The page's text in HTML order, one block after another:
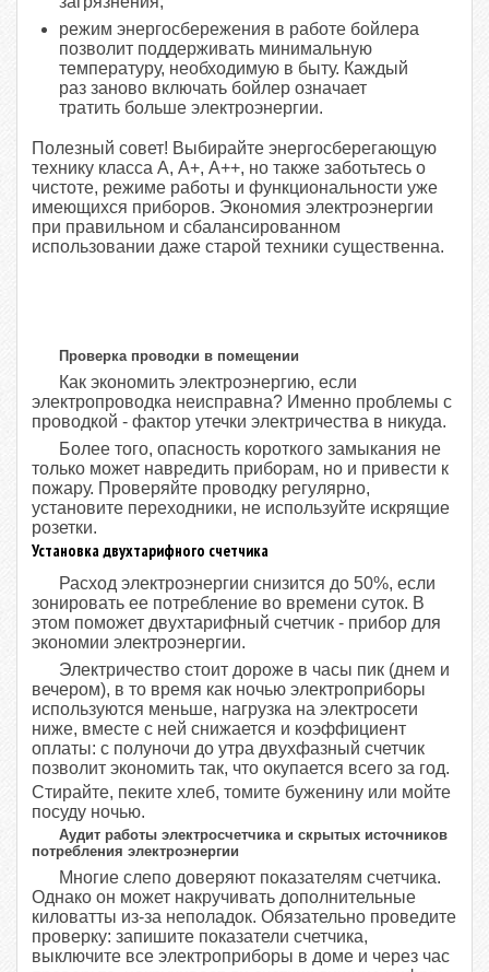
режим энергосбережения в работе бойлера
позволит поддерживать минимальную
температуру, необходимую в быту. Каждый
раз заново включать бойлер означает
тратить больше электроэнергии.
Полезный совет! Выбирайте энергосберегающую
технику класса А, А+, А++, но также заботьтесь о
чистоте, режиме работы и функциональности уже
имеющихся приборов. Экономия электроэнергии
при правильном и сбалансированном
использовании даже старой техники существенна.
Проверка проводки в помещении
Как экономить электроэнергию, если
электропроводка неисправна? Именно проблемы с
проводкой - фактор утечки электричества в никуда.
Более того, опасность короткого замыкания не
только может навредить приборам, но и привести к
пожару. Проверяйте проводку регулярно,
установите переходники, не используйте искрящие
розетки.
Установка двухтарифного счетчика
Расход электроэнергии снизится до 50%, если
зонировать ее потребление во времени суток. В
этом поможет двухтарифный счетчик - прибор для
экономии электроэнергии.
Электричество стоит дороже в часы пик (днем и
вечером), в то время как ночью электроприборы
используются меньше, нагрузка на электросети
ниже, вместе с ней снижается и коэффициент
оплаты: с полуночи до утра двухфазный счетчик
позволит экономить так, что окупается всего за год.
Стирайте, пеките хлеб, томите буженину или мойте
посуду ночью.
Аудит работы электросчетчика и скрытых источников
потребления электроэнергии
Многие слепо доверяют показателям счетчика.
Однако он может накручивать дополнительные
киловатты из-за неполадок. Обязательно проведите
проверку: запишите показатели счетчика,
выключите все электроприборы в доме и через час